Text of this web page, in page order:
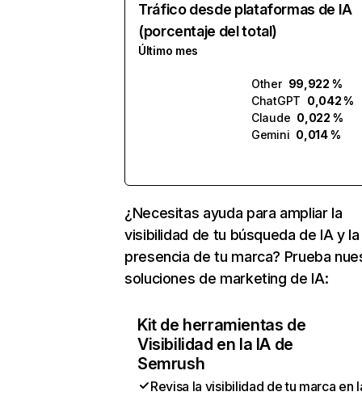
Tráfico desde plataformas de IA
(porcentaje del total)
Último mes
Other 99,922 %
ChatGPT 0,042 %
Claude 0,022 %
Gemini 0,014 %
¿Necesitas ayuda para ampliar la
visibilidad de tu búsqueda de IA y la
presencia de tu marca? Prueba
soluciones de marketing de IA:
Kit de herramientas de
Visibilidad en la IA de
Semrush
Revisa la visibilidad de tu marca en